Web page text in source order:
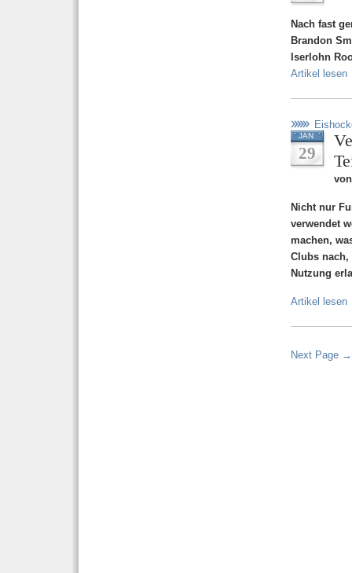
Nach fast
Brandon
Iserlohn
Artikel lesen
JAN
29
Nicht nur
verwendet
machen,
Clubs nach,
Nutzung
Artikel lesen
Next Page →